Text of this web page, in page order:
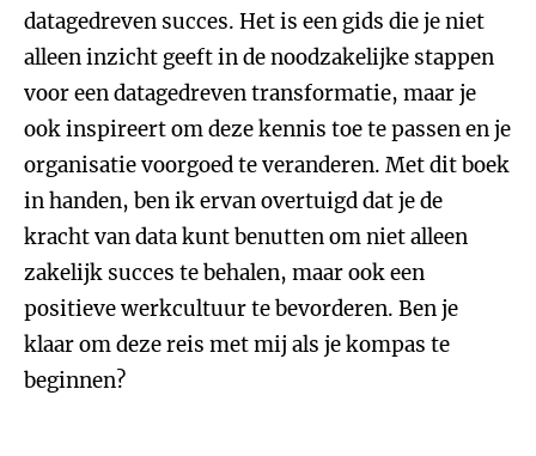
datagedreven succes. Het is een gids die je niet
alleen inzicht geeft in de noodzakelijke stappen
voor een datagedreven transformatie, maar je
ook inspireert om deze kennis toe te passen en je
organisatie voorgoed te veranderen. Met dit boek
in handen, ben ik ervan overtuigd dat je de
kracht van data kunt benutten om niet alleen
zakelijk succes te behalen, maar ook een
positieve werkcultuur te bevorderen. Ben je
klaar om deze reis met mij als je kompas te
beginnen?